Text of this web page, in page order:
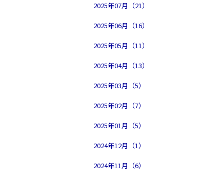
2025年07月（21）
2025年06月（16）
2025年05月（11）
2025年04月（13）
2025年03月（5）
2025年02月（7）
2025年01月（5）
2024年12月（1）
2024年11月（6）